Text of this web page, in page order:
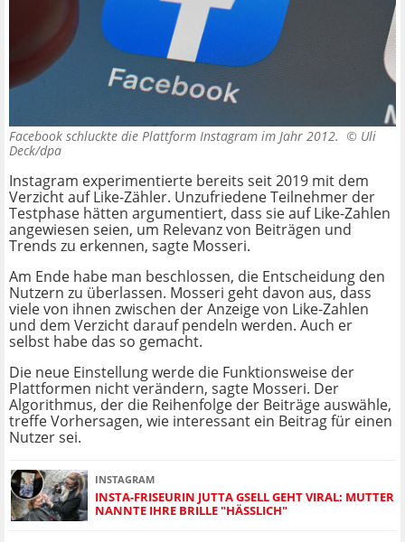
Facebook schluckte die Plattform Instagram im Jahr 2012. © Uli
Deck/dpa
Instagram experimentierte bereits seit 2019 mit dem
Verzicht auf Like-Zähler. Unzufriedene Teilnehmer der
Testphase hätten argumentiert, dass sie auf Like-Zahlen
angewiesen seien, um Relevanz von Beiträgen und
Trends zu erkennen, sagte Mosseri.
Am Ende habe man beschlossen, die Entscheidung den
Nutzern zu überlassen. Mosseri geht davon aus, dass
viele von ihnen zwischen der Anzeige von Like-Zahlen
und dem Verzicht darauf pendeln werden. Auch er
selbst habe das so gemacht.
Die neue Einstellung werde die Funktionsweise der
Plattformen nicht verändern, sagte Mosseri. Der
Algorithmus, der die Reihenfolge der Beiträge auswähle,
treffe Vorhersagen, wie interessant ein Beitrag für einen
Nutzer sei.
INSTAGRAM
INSTA-FRISEURIN JUTTA GSELL GEHT VIRAL: MUTTER
NANNTE IHRE BRILLE "HÄSSLICH"